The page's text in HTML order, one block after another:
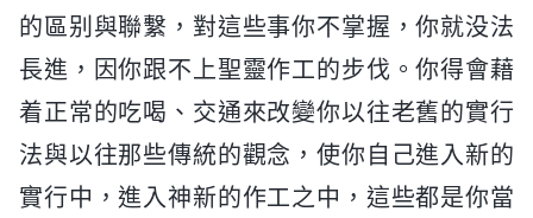
的區别與聯繫，對這些事你不掌握，你就没法
長進，因你跟不上聖靈作工的步伐。你得會藉
着正常的吃喝、交通來改變你以往老舊的實行
法與以往那些傳統的觀念，使你自己進入新的
實行中，進入神新的作工之中，這些都是你當